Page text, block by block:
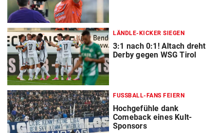
LÄNDLE-KICKER SIEGEN
3:1 nach 0:1! Altach dreht
Derby gegen WSG Tirol
FUSSBALL-FANS FEIERN
Hochgefühle dank
Comeback eines Kult-
Sponsors